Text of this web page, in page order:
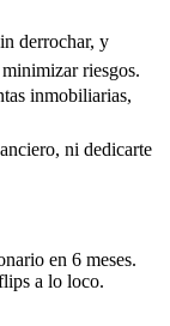
derrochar, y
riesgos.
inmobiliarias,
ni dedicarte
en 6 meses.
a lo loco.